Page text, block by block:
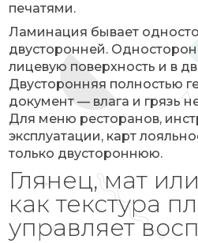
печатями.
Ламинация бывает
двусторонней.
лицевую поверхность и в
Двусторонняя полностью
документ — влага и грязь
Для меню ресторанов,
эксплуатации, карт
только двустороннюю.
Глянец, мат
как текстура
управляет